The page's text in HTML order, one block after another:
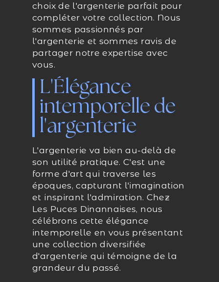
choix de l'argenterie parfait pour
compléter votre collection. Nous
sommes passionnés par
l'argenterie et sommes ravis de
partager notre expertise avec
vous.
L'Élégance
intemporelle de
l'argenterie
L'argenterie va bien au-delà de
son utilité pratique. C'est une
forme d'art qui traverse les
époques, capturant l'imagination
et inspirant l'admiration. Chez
Les Puces Dinannaises, nous
célébrons cette élégance
intemporelle en vous présentant
une collection diversifiée
d'argenterie qui témoigne de la
grandeur du passé.